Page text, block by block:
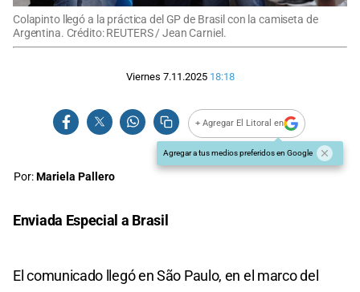
Colapinto llegó a la práctica del GP de Brasil con la camiseta de
Argentina. Crédito: REUTERS / Jean Carniel.
Viernes 7.11.2025 18:18
+ Agregar El Litoral en
Agregar a tus medios preferidos en Google
Por:Mariela Pallero
Enviada Especial a Brasil
El comunicado llegó en São Paulo, en el marco del